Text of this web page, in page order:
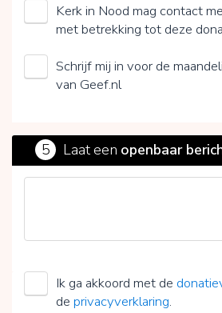
Kerk in Nood mag contact
met betrekking tot deze
Schrijf mij in voor de
van Geef.nl
5 Laat een openbaar
Ik ga akkoord met de
de privacyverklaring.